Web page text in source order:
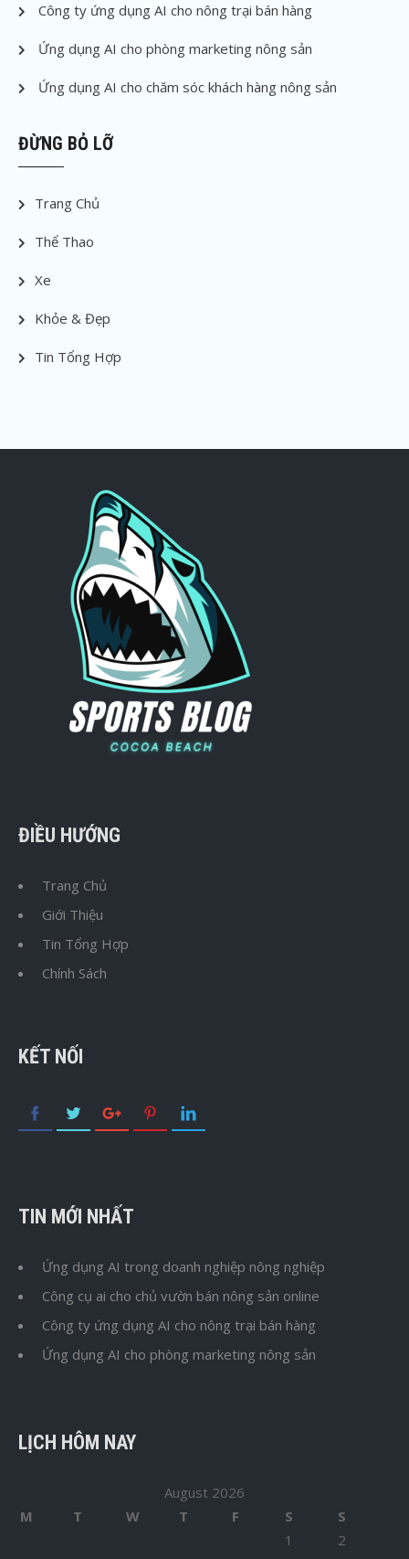
Công ty ứng dụng AI cho nông trại bán hàng
Ứng dụng AI cho phòng marketing nông sản
Ứng dụng AI cho chăm sóc khách hàng nông sản
ĐỪNG BỎ LỠ
Trang Chủ
Thể Thao
Xe
Khỏe & Đẹp
Tin Tổng Hợp
ĐIỀU HƯỚNG
Trang Chủ
Giới Thiệu
Tin Tổng Hợp
Chính Sách
KẾT NỐI
TIN MỚI NHẤT
Ứng dụng AI trong doanh nghiệp nông nghiệp
Công cụ ai cho chủ vườn bán nông sản online
Công ty ứng dụng AI cho nông trại bán hàng
Ứng dụng AI cho phòng marketing nông sản
LỊCH HÔM NAY
August 2026
M
T W T F S
S
1
2